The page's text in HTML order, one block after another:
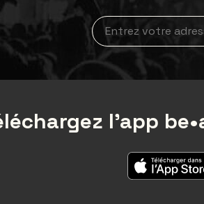
Inscription à la
l'app